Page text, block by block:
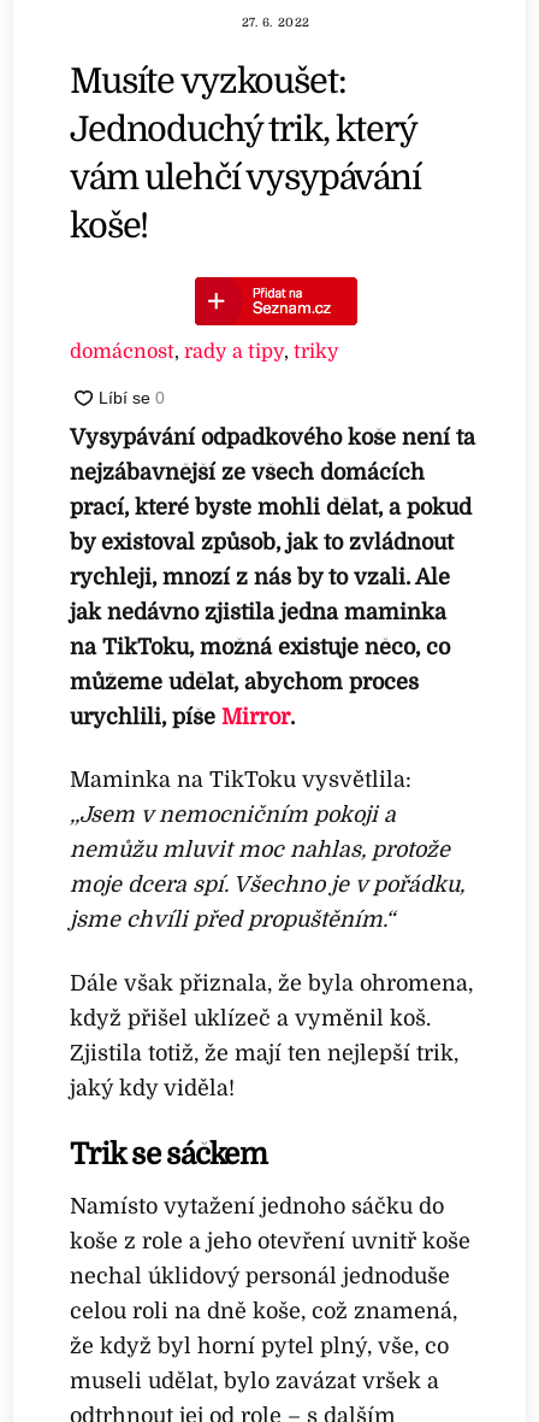
27. 6. 2022
Musíte vyzkoušet:
Jednoduchý trik, který
vám ulehčí vysypávání
koše!
domácnost,rady a tipy,triky
Vysypávání odpadkového koše není ta
nejzábavnější ze všech domácích
prací, které byste mohli dělat, a pokud
by existoval způsob, jak to zvládnout
rychleji, mnozí z nás by to vzali. Ale
jak nedávno zjistila jedna maminka
na TikToku, možná existuje něco, co
můžeme udělat, abychom proces
urychlili, píšeMirror.
Maminka na TikToku vysvětlila:
,,Jsem v nemocničním pokoji a
nemůžu mluvit moc nahlas, protože
moje dcera spí. Všechno je v pořádku,
jsme chvíli před propuštěním.“
Dále však přiznala, že byla ohromena,
když přišel uklízeč a vyměnil koš.
Zjistila totiž, že mají ten nejlepší trik,
jaký kdy viděla!
Trik se sáčkem
Namísto vytažení jednoho sáčku do
koše z role a jeho otevření uvnitř koše
nechal úklidový personál jednoduše
celou roli na dně koše, což znamená,
že když byl horní pytel plný, vše, co
museli udělat, bylo zavázat vršek a
odtrhnout jej od role – s dalším